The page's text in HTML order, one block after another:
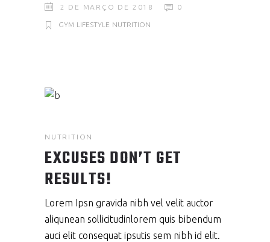
2 DE MARÇO DE 2018 0
GYM LIFESTYLE NUTRITION
NUTRITION
EXCUSES DON’T GET
RESULTS!
Lorem Ipsn gravida nibh vel velit auctor
aliqunean sollicitudinlorem quis bibendum
auci elit consequat ipsutis sem nibh id elit.